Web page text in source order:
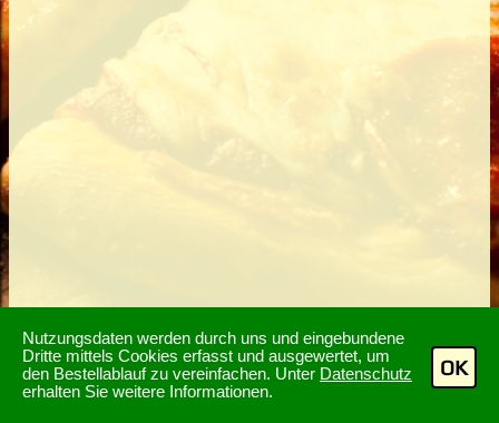
Nutzungsdaten werden durch uns und eingebundene
Dritte mittels Cookies erfasst und ausgewertet, um
den Bestellablauf zu vereinfachen. Unter Datenschutz
erhalten Sie weitere Informationen.
OK